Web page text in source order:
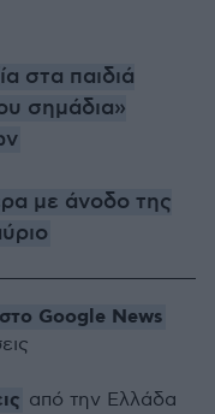
στα παιδιά
σημάδια»
με άνοδο της
Google News
από την Ελλάδα